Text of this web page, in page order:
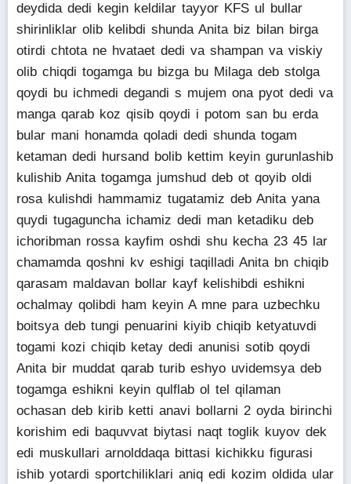
deydida dedi kegin keldilar tayyor KFS ul bullar
shirinliklar olib kelibdi shunda Anita biz bilan birga
otirdi chtota ne hvataet dedi va shampan va viskiy
olib chiqdi togamga bu bizga bu Milaga deb stolga
qoydi bu ichmedi degandi s mujem ona pyot dedi va
manga qarab koz qisib qoydi i potom san bu erda
bular mani honamda qoladi dedi shunda togam
ketaman dedi hursand bolib kettim keyin gurunlashib
kulishib Anita togamga jumshud deb ot qoyib oldi
rosa kulishdi hammamiz tugatamiz deb Anita yana
quydi tugaguncha ichamiz dedi man ketadiku deb
ichoribman rossa kayfim oshdi shu kecha 23 45 lar
chamamda qoshni kv eshigi taqilladi Anita bn chiqib
qarasam maldavan bollar kayf kelishibdi eshikni
ochalmay qolibdi ham keyin A mne para uzbechku
boitsya deb tungi penuarini kiyib chiqib ketyatuvdi
togami kozi chiqib ketay dedi anunisi sotib qoydi
Anita bir muddat qarab turib eshyo uvidemsya deb
togamga eshikni keyin qulflab ol tel qilaman
ochasan deb kirib ketti anavi bollarni 2 oyda birinchi
korishim edi baquvvat biytasi naqt toglik kuyov dek
edi muskullari arnolddaqa bittasi kichikku figurasi
ishib yotardi sportchiliklari aniq edi kozim oldida ular